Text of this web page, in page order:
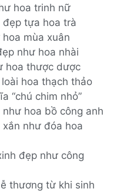
hoa trinh nữ
đẹp tựa hoa trà
mùa xuân
như hoa nhài
hoa thược dược
hoa thạch thảo
“chú chim nhỏ”
hoa bồ công anh
xắn như đóa hoa
đẹp như công
thương từ khi sinh